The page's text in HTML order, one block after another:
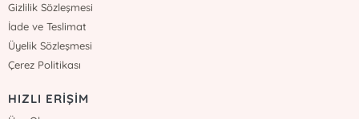
Gizlilik Sözleşmesi
İade ve Teslimat
Üyelik Sözleşmesi
Çerez Politikası
HIZLI ERİŞİM